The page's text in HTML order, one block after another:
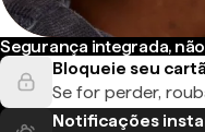
Segurança integrada,
Bloqueie seu
Se for perder,
Notificações